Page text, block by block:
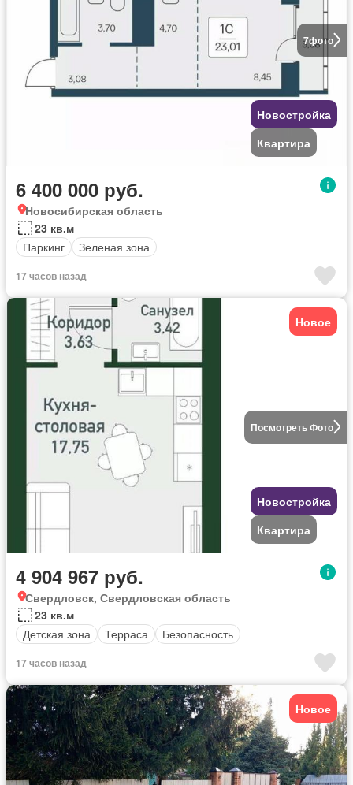
7фото
Новостройка
Квартира
6 400 000 руб.
Новосибирская область
23 кв.м
Паркинг
Зеленая зона
17 часов назад
Посмотреть Фото
Новое
Новостройка
Квартира
4 904 967 руб.
Свердловск, Свердловская область
23 кв.м
Детская зона
Терраса Безопасность
17 часов назад
Новое